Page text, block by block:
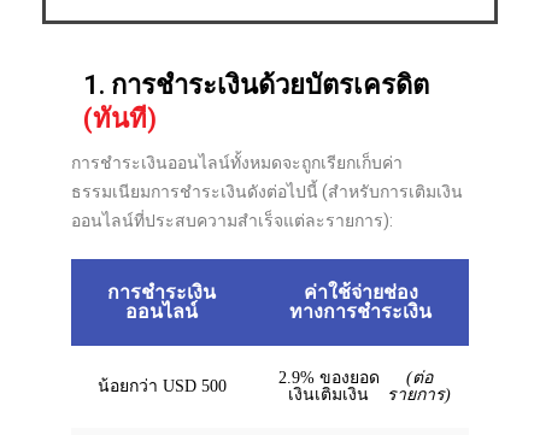
1. การชำระเงินด้วยบัตรเครดิต
(ทันที)
การชำระเงินออนไลน์ทั้งหมดจะถูกเรียกเก็บค่า
ธรรมเนียมการชำระเงินดังต่อไปนี้ (สำหรับการเติมเงิน
ออนไลน์ที่ประสบความสำเร็จแต่ละรายการ):
การชำระเงิน
ออนไลน์
ค่าใช้จ่ายช่อง
ทางการชำระเงิน
น้อยกว่า USD 500
2.9% ของยอด
เงินเติมเงิน
(ต่อ
รายการ)